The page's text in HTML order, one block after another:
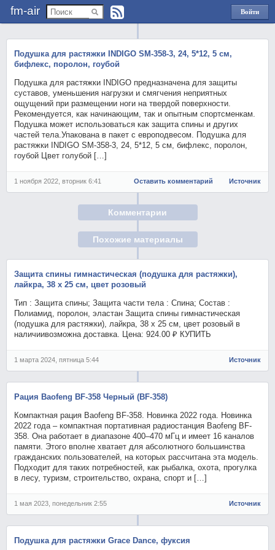
fm-air
Войти
через
Подушка для растяжки INDIGO SM-358-3, 24, 5*12, 5 см,
бифлекс, поролон, гоубой
Подушка для растяжки INDIGO предназначена для защиты
суставов, уменьшения нагрузки и смягчения неприятных
ощущений при размещении ноги на твердой поверхности.
Рекомендуется, как начинающим, так и опытным спортсменкам.
Подушка может использоваться как защита спины и других
частей тела.Упакована в пакет с европодвесом. Подушка для
растяжки INDIGO SM-358-3, 24, 5*12, 5 см, бифлекс, поролон,
гоубой Цвет голубой […]
1 ноября 2022, вторник 6:41 Оставить комментарий Источник
Комментарии
Похожие материалы
Защита спины гимнастическая (подушка для растяжки),
лайкра, 38 х 25 см, цвет розовый
Тип : Защита спины; Защита части тела : Спина; Состав :
Полиамид, поролон, эластан Защита спины гимнастическая
(подушка для растяжки), лайкра, 38 х 25 см, цвет розовый в
наличиивозможна доставка. Цена: 924.00 ₽ КУПИТЬ
1 марта 2024, пятница 5:44 Источник
Рация Baofeng BF-358 Черный (BF-358)
Компактная рация Baofeng BF-358. Новинка 2022 года. Новинка
2022 года – компактная портативная радиостанция Baofeng BF-
358. Она работает в диапазоне 400–470 мГц и имеет 16 каналов
памяти. Этого вполне хватает для абсолютного большинства
гражданских пользователей, на которых рассчитана эта модель.
Подходит для таких потребностей, как рыбалка, охота, прогулка
в лесу, туризм, строительство, охрана, спорт и […]
1 мая 2023, понедельник 2:55 Источник
Подушка для растяжки Grace Dance, фуксия